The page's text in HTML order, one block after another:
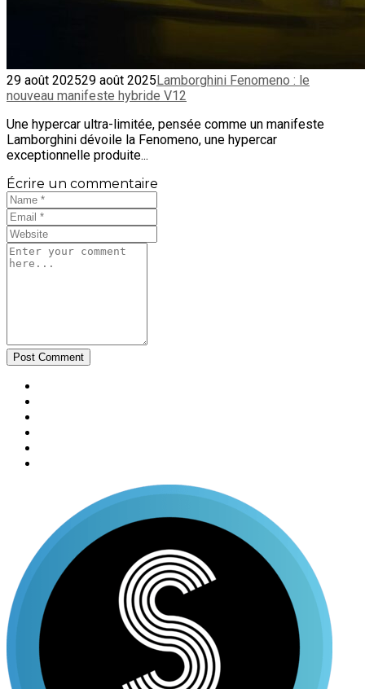
29 août 202529 août 2025Lamborghini Fenomeno : le
nouveau manifeste hybride V12
Une hypercar ultra-limitée, pensée comme un manifeste
Lamborghini dévoile la Fenomeno, une hypercar
exceptionnelle produite...
Écrire un commentaire